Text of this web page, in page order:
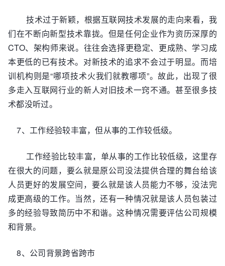
技术过于新颖，根据互联网技术发展的走向来看，我
们在不断向新型技术靠拢。但是任何企业作为资历深厚的
CTO、架构师来说。往往会选择更稳定、更成熟、学习成
本更低的已有技术。对新技术的追求不会过于明显。而培
训机构则是“哪项技术火我们就教哪项”。故此，出现了很
多走入互联网行业的新人对旧技术一窍不通。甚至很多技
术都没听过。
7、工作经验较丰富，但从事的工作较低级。
工作经验比较丰富，单从事的工作比较低级，这里存
在很大的问题，要么就是原公司没法提供合理的舞台给该
人员更好的发展空间，要么就是该人员能力不够，没法完
成更高级的工作。当然，还有一种情况就是该人员包装过
多的经验导致简历中不和谐。这种情况需要评估公司规模
和背景。
8、公司背景跨省跨市